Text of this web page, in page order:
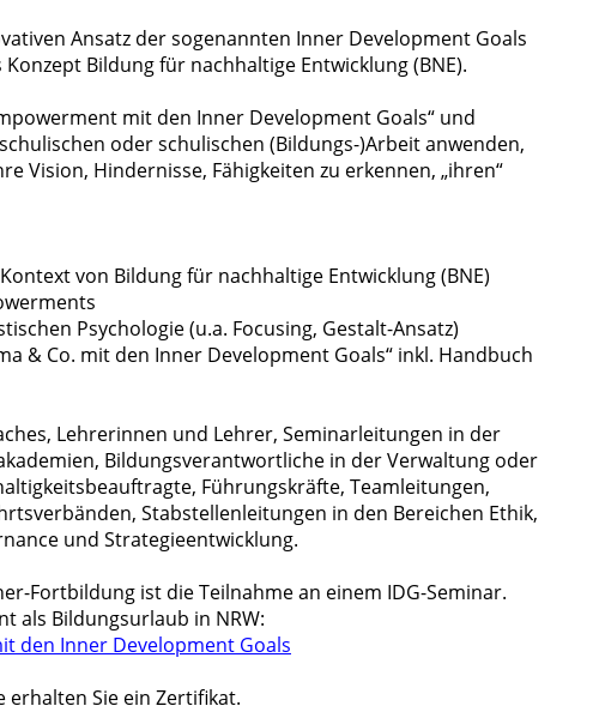
Ansatz der sogenannten Inner Development Goals
Bildung für nachhaltige Entwicklung (BNE).
mit den Inner Development Goals“ und
oder schulischen (Bildungs-)Arbeit anwenden,
Vision, Hindernisse, Fähigkeiten zu erkennen, „ihren“
von Bildung für nachhaltige Entwicklung (BNE)
Psychologie (u.a. Focusing, Gestalt-Ansatz)
& Co. mit den Inner Development Goals“ inkl. Handbuch
Lehrerinnen und Lehrer, Seminarleitungen in der
Bildungsverantwortliche in der Verwaltung oder
Führungskräfte, Teamleitungen,
Stabstellenleitungen in den Bereichen Ethik,
und Strategieentwicklung.
Fortbildung ist die Teilnahme an einem IDG-Seminar.
als Bildungsurlaub in NRW:
den Inner Development Goals
erhalten Sie ein Zertifikat.